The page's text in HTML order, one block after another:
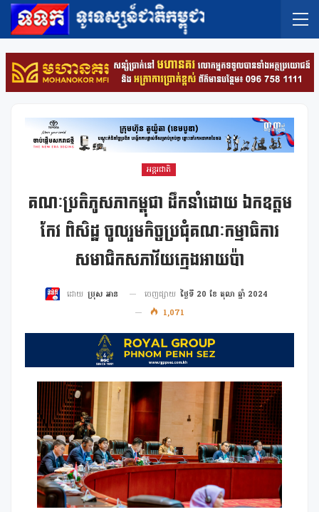
អន្តរជាតិ
គណៈប្រតិភូសភាកម្ពុជា ដឹកនាំដោយ ឯកឧត្តម
កែវ ពិសិដ្ឋ ចូលរួមកិច្ចប្រជុំគណៈកម្មាធិការ
សមាជិកសភាវ័យក្មេងអាយប៉ា
ដោយ ប្រុស អាន ចេញផ្សាយ ថ្ងៃទី 20 ខែ តុលា ឆ្នាំ 2024
1,071